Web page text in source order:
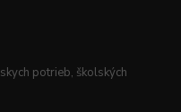
potrieb, školských